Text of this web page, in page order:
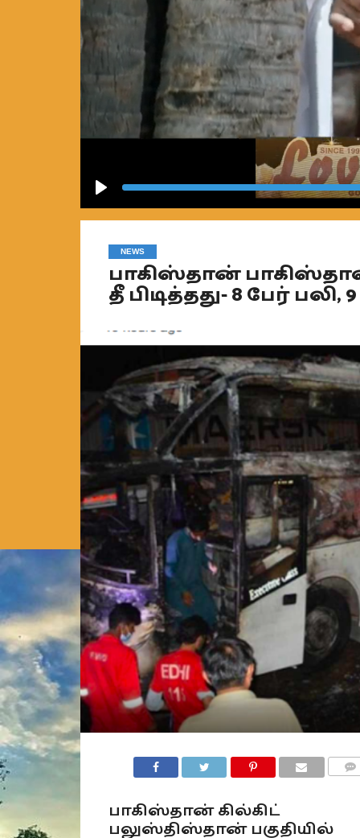
NEWS
பாகிஸ்தான்
தீ பிடித்தது- 8 பேர் பலி,
பாகிஸ்தான் கில்கிட்
பலுஸ்திஸ்தான் பகுதியில்